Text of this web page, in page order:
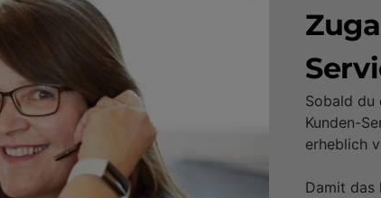
Sobald du
Kunden-
erheblich
Damit das